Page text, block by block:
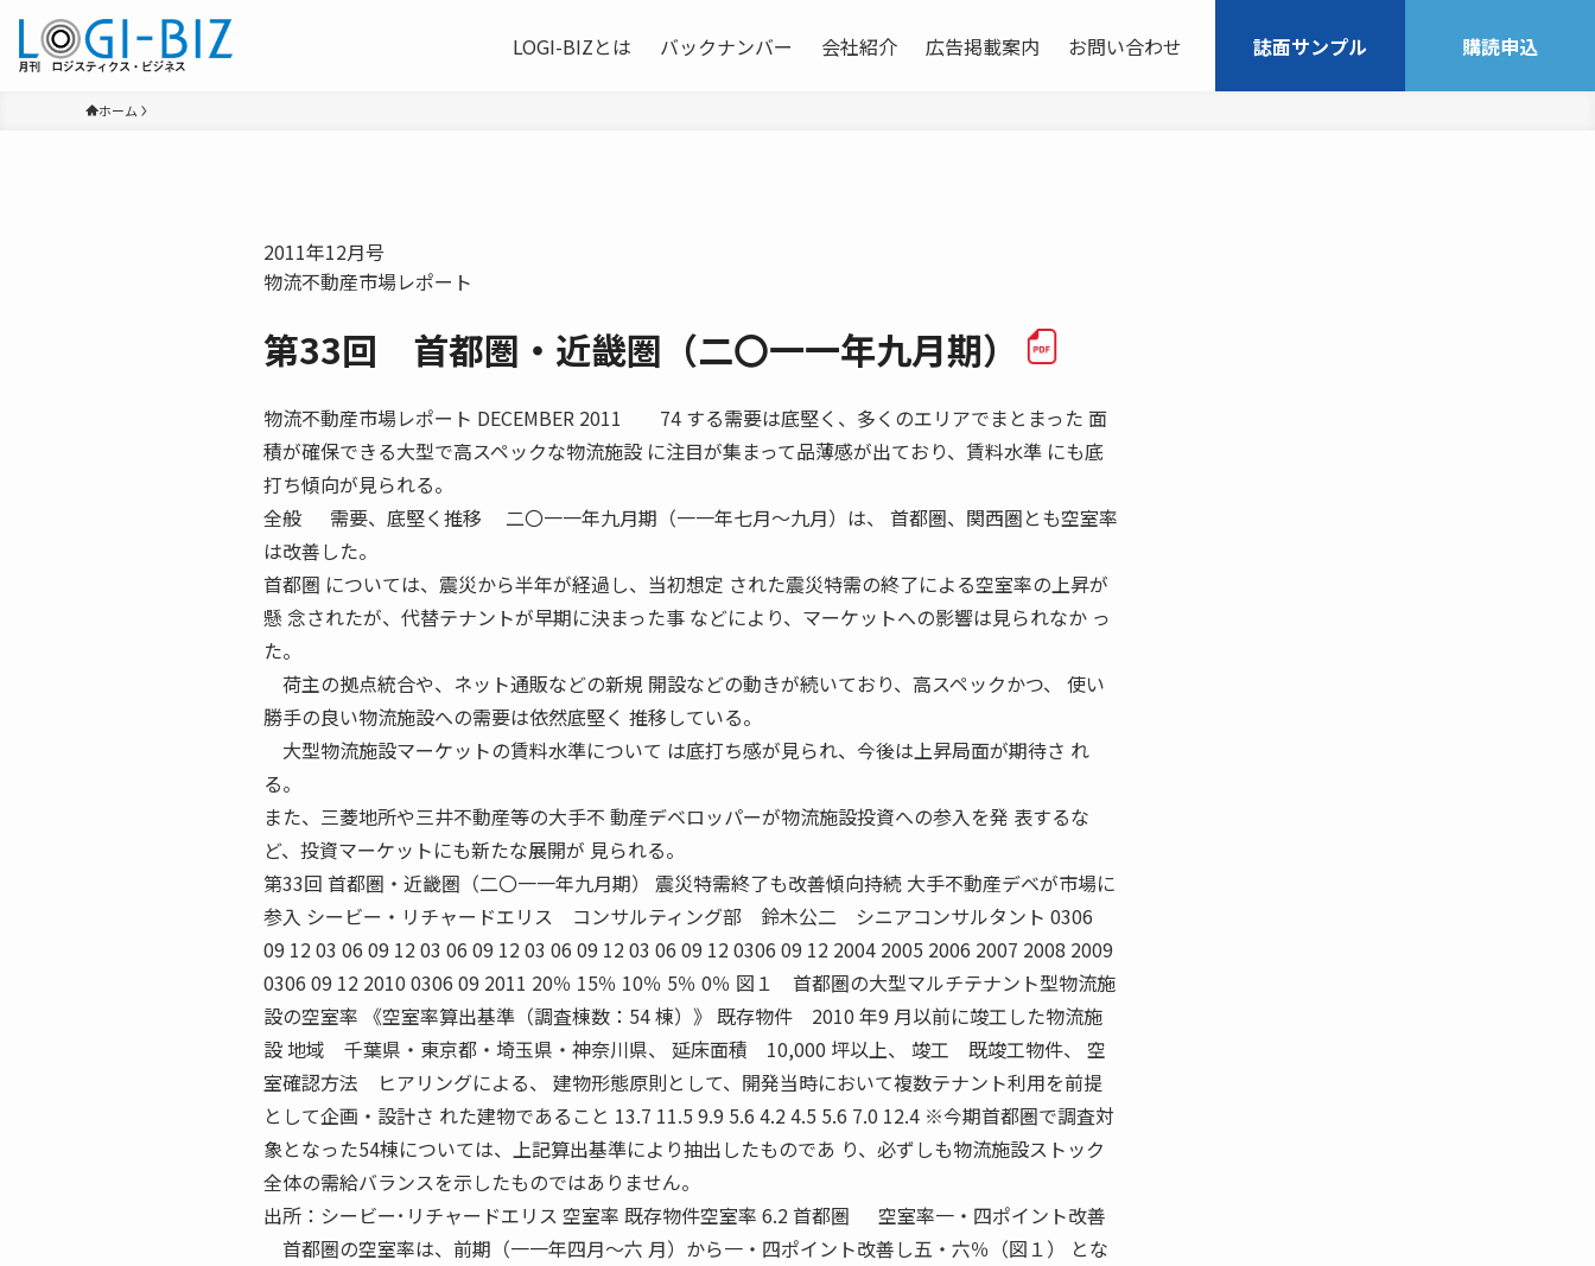
LOGI-BIZとは バックナンバー 会社紹介 広告掲載案内 お問い合わせ 誌面サンプル 購読申込
ホーム
2011年12月号
物流不動産市場レポート
第33回 首都圏・近畿圏（二〇一一年九月期）
物流不動産市場レポート DECEMBER 2011 74 する需要は底堅く、多くのエリアでまとまった 面
積が確保できる大型で高スペックな物流施設 に注目が集まって品薄感が出ており、賃料水準 にも底
打ち傾向が見られる。
全般 需要、底堅く推移 二〇一一年九月期（一一年七月〜九月）は、 首都圏、関西圏とも空室率
は改善した。
首都圏 については、震災から半年が経過し、当初想定 された震災特需の終了による空室率の上昇が
懸 念されたが、代替テナントが早期に決まった事 などにより、マーケットへの影響は見られなか っ
た。
荷主の拠点統合や、ネット通販などの新規 開設などの動きが続いており、高スペックかつ、 使い
勝手の良い物流施設への需要は依然底堅く 推移している。
大型物流施設マーケットの賃料水準について は底打ち感が見られ、今後は上昇局面が期待さ れ
る。
また、三菱地所や三井不動産等の大手不 動産デベロッパーが物流施設投資への参入を発 表するな
ど、投資マーケットにも新たな展開が 見られる。
第33回 首都圏・近畿圏（二〇一一年九月期） 震災特需終了も改善傾向持続 大手不動産デベが市場に
参入 シービー・リチャードエリス コンサルティング部 鈴木公二 シニアコンサルタント 0306
09 12 03 06 09 12 03 06 09 12 03 06 09 12 03 06 09 12 0306 09 12 2004 2005 2006 2007 2008 2009
0306 09 12 2010 0306 09 2011 20％ 15％ 10％ 5％ 0％ 図１ 首都圏の大型マルチテナント型物流施
設の空室率 《空室率算出基準（調査棟数：54 棟）》 既存物件 2010 年9 月以前に竣工した物流施
設 地域 千葉県・東京都・埼玉県・神奈川県、 延床面積 10,000 坪以上、 竣工 既竣工物件、 空
室確認方法 ヒアリングによる、 建物形態原則として、開発当時において複数テナント利用を前提
として企画・設計さ れた建物であること 13.7 11.5 9.9 5.6 4.2 4.5 5.6 7.0 12.4 ※今期首都圏で調査対
象となった54棟については、上記算出基準により抽出したものであ り、必ずしも物流施設ストック
全体の需給バランスを示したものではありません。
出所：シービー･リチャードエリス 空室率 既存物件空室率 6.2 首都圏 空室率一・四ポイント改善
首都圏の空室率は、前期（一一年四月〜六 月）から一・四ポイント改善し五・六％（図１） とな